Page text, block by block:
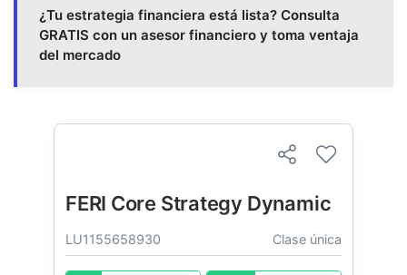
¿Tu estrategia financiera está lista? Consulta
GRATIS con un asesor financiero y toma ventaja
del mercado
FERI Core Strategy Dynamic
LU1155658930 Clase única